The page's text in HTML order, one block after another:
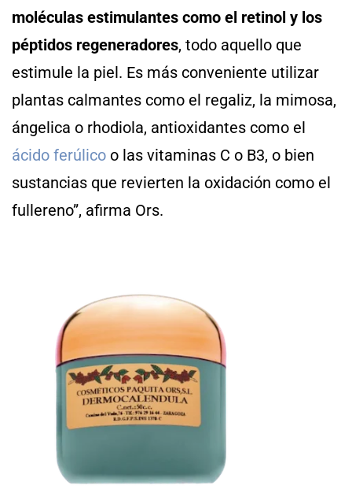
moléculas estimulantes como el retinol y los
péptidos regeneradores, todo aquello que
estimule la piel. Es más conveniente utilizar
plantas calmantes como el regaliz, la mimosa,
ángelica o rhodiola, antioxidantes como el
ácido ferúlico o las vitaminas C o B3, o bien
sustancias que revierten la oxidación como el
fullereno”, afirma Ors.